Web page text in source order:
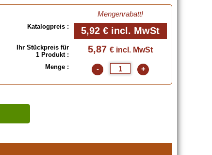
Mengenrabatt!
Katalogpreis : 5,92 € incl. MwSt
Ihr Stückpreis für
1 Produkt :
5,87 € incl. MwSt
Menge : - +